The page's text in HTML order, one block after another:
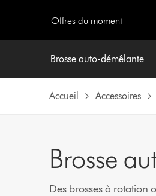
Offres du moment
Brosse auto-démêlante
Accueil Accessoires
Brosse
Des brosses à rotation